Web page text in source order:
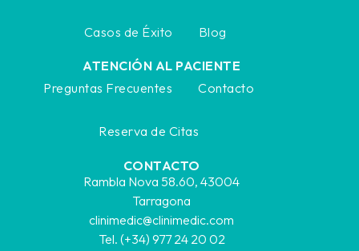
Casos de Éxito Blog
ATENCIÓN AL PACIENTE
Preguntas Frecuentes
Contacto
Reserva de Citas
CONTACTO
Rambla Nova 58.60, 43004
Tarragona
clinimedic@clinimedic.com
Tel. (+34) 977 24 20 02